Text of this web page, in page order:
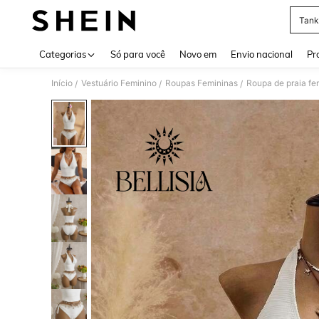
Categorias Só para você Novo em Envio nacional
Início / Vestuário Feminino / Roupas Femininas / Roupa de praia